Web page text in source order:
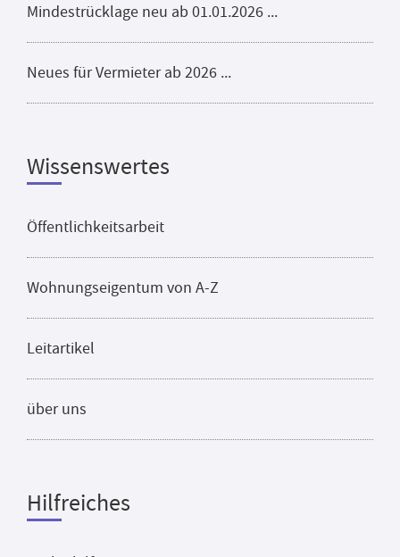
Mindestrücklage neu ab 01.01.2026 ...
Neues für Vermieter ab 2026 ...
Wissenswertes
Öffentlichkeitsarbeit
Wohnungseigentum von A-Z
Leitartikel
über uns
Hilfreiches